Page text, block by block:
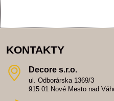
KONTAKTY
Decore s​.r​.o​.
ul. Odborárska 1369/3
915 01 Nové Mesto nad